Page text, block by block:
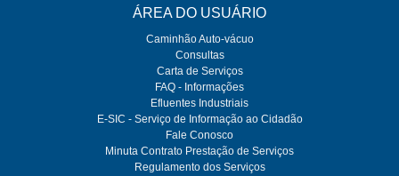
ÁREA DO USUÁRIO
Caminhão Auto-vácuo
Consultas
Carta de Serviços
FAQ - Informações
Efluentes Industriais
E-SIC - Serviço de Informação ao Cidadão
Fale Conosco
Minuta Contrato Prestação de Serviços
Regulamento dos Serviços